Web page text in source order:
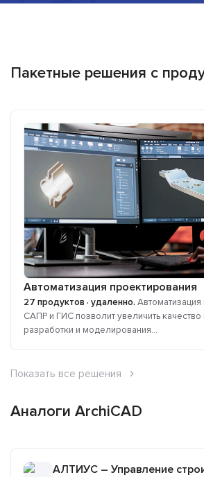
Пакетные решения с
Автоматизация проектирования
27 продуктов · удаленно.
САПР и ГИС позволит увеличить
разработки и моделирования...
Показать все решения
Аналоги ArchiCAD
АЛТИУС – Управление